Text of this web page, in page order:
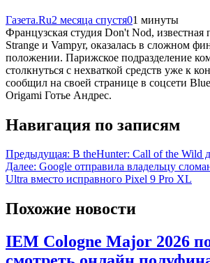
Газета.Ru2 месяца спустя01 минуты
Французская студия Don't Nod, известная
Strange и Vampyr, оказалась в сложном
положении. Парижское подразделение
столкнуться с нехваткой средств уже к
сообщил на своей странице в соцсети
Origami Готье Андрес.
Навигация по записям
Предыдущая: В theHunter: Call of the Wild
Далее: Google отправила владельцу
Ultra вместо исправного Pixel 9 Pro XL
Похожие новости
IEM Cologne Major 2026